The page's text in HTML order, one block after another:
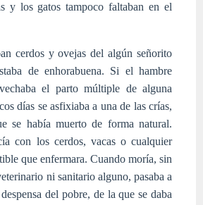
y los gatos tampoco faltaban en el
cerdos y ovejas del algún señorito
de enhorabuena. Si el hambre
el parto múltiple de alguna
días se asfixiaba a una de las crías,
se había muerto de forma natural.
con los cerdos, vacas o cualquier
que enfermara. Cuando moría, sin
ni sanitario alguno, pasaba a
del pobre, de la que se daba